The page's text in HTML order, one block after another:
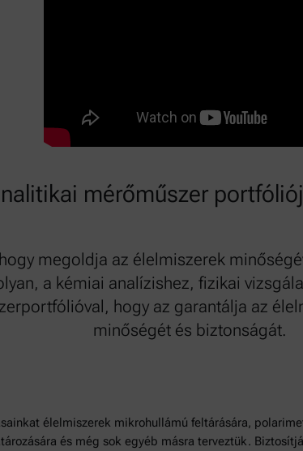
mérőműszer
megoldja az élelmiszerek
a kémiai analízishez, fizikai
hogy az garantálja az
minőségét és biztonságát.
élelmiszerek mikrohullámú feltárására,
és még sok egyéb másra terveztük.